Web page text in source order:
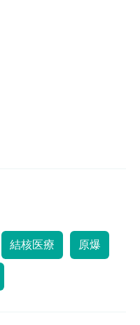
結核医療 原爆